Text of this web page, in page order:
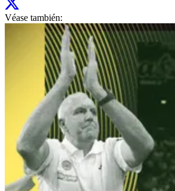
Véase también: